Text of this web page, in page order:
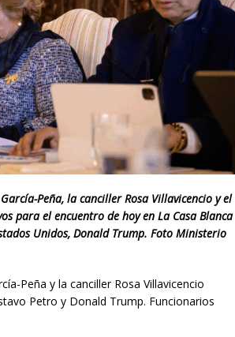
Peña, la canciller Rosa Villavicencio y el
para el encuentro de hoy en La Casa Blanca
Unidos, Donald Trump. Foto Ministerio
Peña y la canciller Rosa Villavicencio
Petro y Donald Trump. Funcionarios